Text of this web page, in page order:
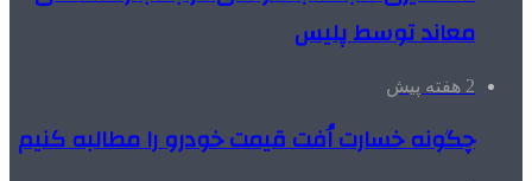
معاند توسط پلیس
2 هفته پیش
چگونه خسارت اُفت قیمت خودرو را مطالبه کنیم